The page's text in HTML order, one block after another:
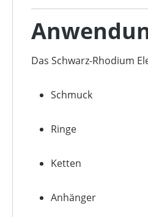
Das Schwarz-Rhodium
Schmuck
Ringe
Ketten
Anhänger